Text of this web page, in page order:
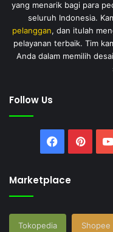
yang menarik bagi para
seluruh Indonesia.
pelanggan, dan itulah
pelayanan terbaik. Tim
Anda dalam memilih
Follow Us
Facebook
Marketplace
Tokopedia Shopee